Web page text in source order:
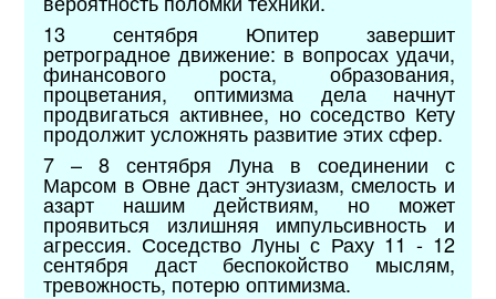
13 сентября Юпитер завершит
ретроградное движение: в вопросах удачи,
финансового роста, образования,
процветания, оптимизма дела начнут
продвигаться активнее, но соседство Кету
продолжит усложнять развитие этих сфер.
7 – 8 сентября Луна в соединении с
Марсом в Овне даст энтузиазм, смелость и
азарт нашим действиям, но может
проявиться излишняя импульсивность и
агрессия. Соседство Луны с Раху 11 - 12
сентября даст беспокойство мыслям,
тревожность, потерю оптимизма.